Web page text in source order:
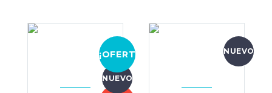
¡OFERTA!
NUEVO
NUEVO